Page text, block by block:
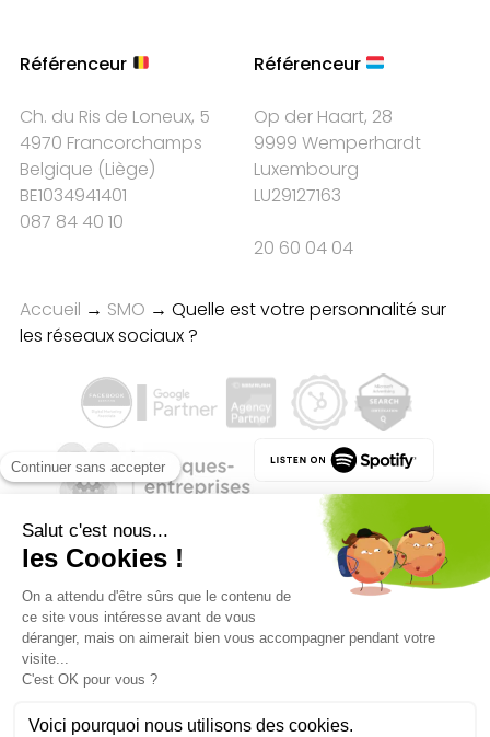
Référenceur
Ch. du Ris de Loneux, 5
4970 Francorchamps
Belgique (Liège)
BE1034941401
087 84 40 10
Référenceur
Op der Haart, 28
9999 Wemperhardt
Luxembourg
LU29127163
20 60 04 04
Accueil → SMO → Quelle est votre personnalité sur
les réseaux sociaux ?
Qualité des campagnes en
marketing digital :
4.7/5 étoiles sur107 clients
Référenceur France
Référenceur Belgique
Référenceur Luxembourg
Référenceur Suisse